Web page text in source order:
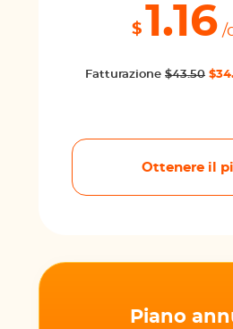
$ 1.16 /
Fatturazione $43.50
Ottenere il
Piano